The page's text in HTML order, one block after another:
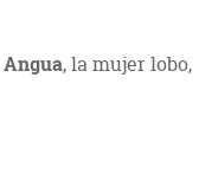
Angua, la mujer lobo,